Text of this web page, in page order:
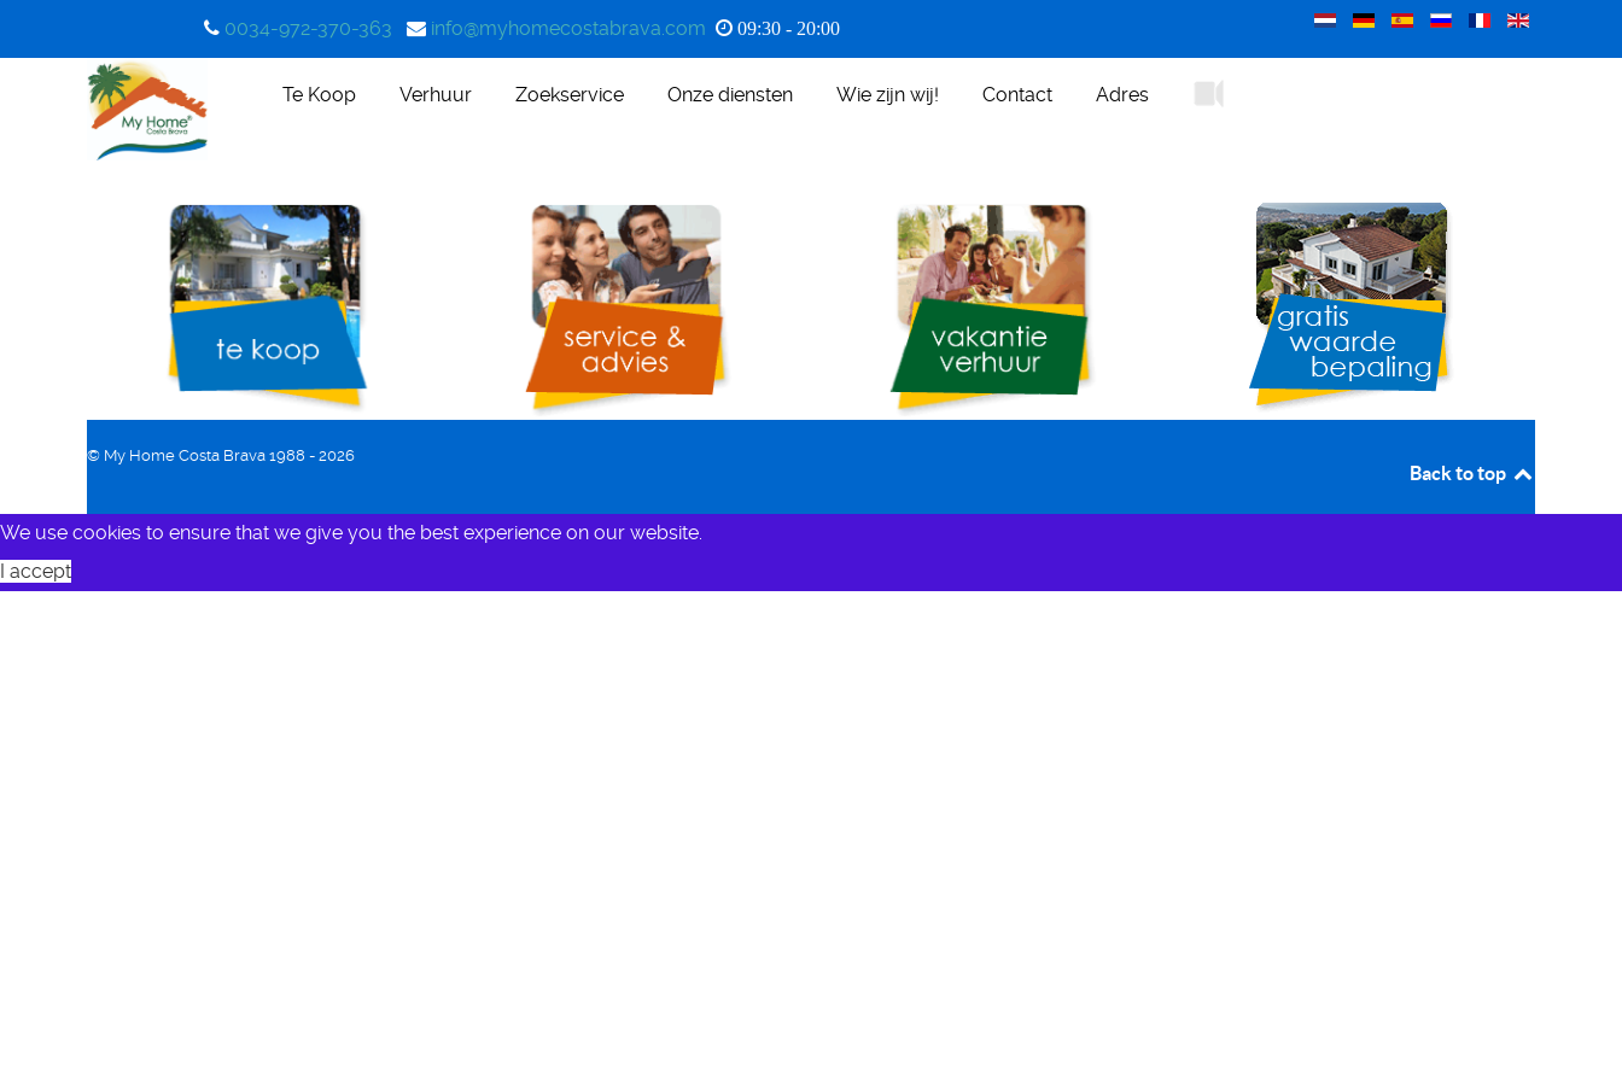
0034-972-370-363 info@myhomecostabrava.com 09:30 - 20:00
Te Koop Verhuur Zoekservice Onze diensten Wie zijn wij! Contact Adres
© My Home Costa Brava 1988 - 2026
Back to top
We use cookies to ensure that we give you the best experience on our website.
I accept